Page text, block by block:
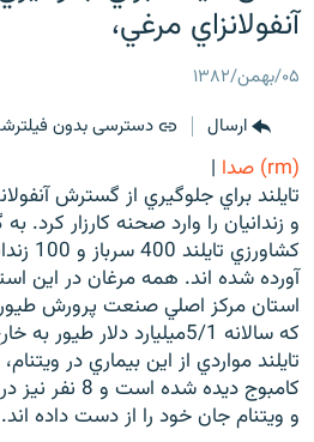
منوی
اصلی
رفتن
صفحه
جستجو
جهان
برنامه‌های رادیویی
فرکانس‌ها
پادکست
چندرسانه‌ای
گزارش‌های تصویری
گزارش‌های ویدئویی
زنان فردا
English
به ما بپیوندید
آنفولانزاي مرغي،
۰۵/بهمن/۱۳۸۲
ارسال
دسترسی بدون
(rm) صدا
|
تايلند براي جلوگيري از گسترش
و زندانيان را وارد صحنه کارزار کرد.
آورده شده اند. همه مرغان در اين
استان مرکز اصلي صنعت پرورش
که سالانه 5/1ميليارد دلار
تايلند مواردي از اين بيماري در
کامبوج ديده
و ويتنام جان خود را از دست داده اند.